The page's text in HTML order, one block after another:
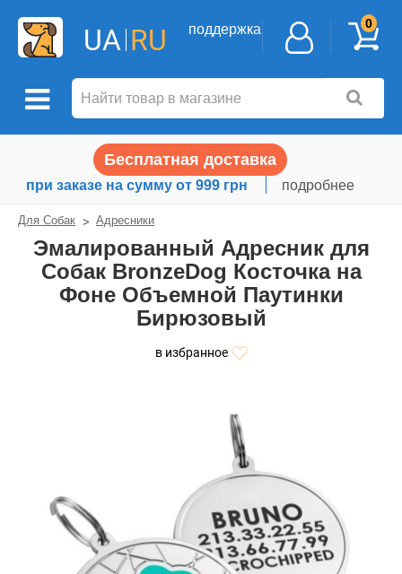
UA RU поддержка 0
Бесплатная доставка
при заказе на сумму от 999 грн подробнее
Для Собак Адресники
Эмалированный Адресник для
Собак BronzeDog Косточка на
Фоне Объемной Паутинки
Бирюзовый
в избранное